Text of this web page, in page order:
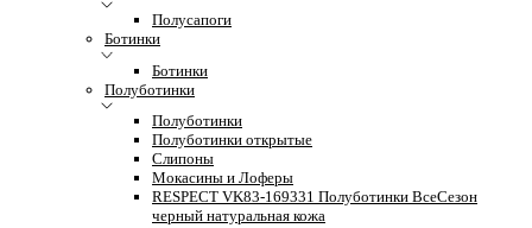
Полусапоги
Ботинки
Ботинки
Полуботинки
Полуботинки
Полуботинки открытые
Слипоны
Мокасины и Лоферы
RESPECT VK83-169331 Полуботинки ВсеСезон
черный натуральная кожа